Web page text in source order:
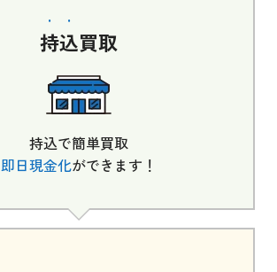
持込買取
持込で簡単買取
即日現金化ができます！